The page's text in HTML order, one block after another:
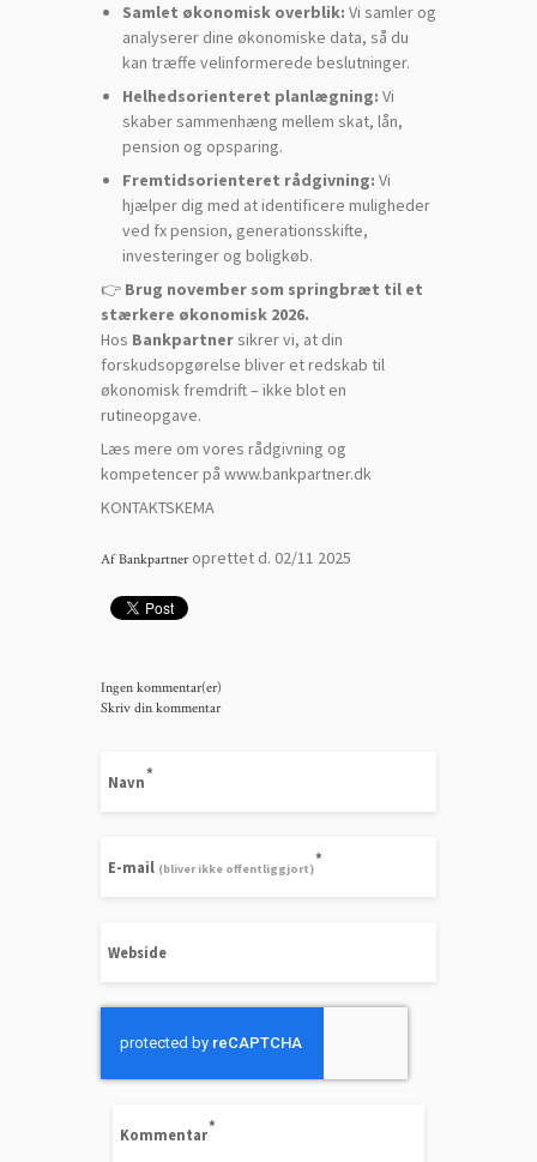
Samlet økonomisk overblik: Vi samler og
analyserer dine økonomiske data, så du
kan træffe velinformerede beslutninger.
Helhedsorienteret planlægning: Vi
skaber sammenhæng mellem skat, lån,
pension og opsparing.
Fremtidsorienteret rådgivning: Vi
hjælper dig med at identificere muligheder
ved fx pension, generationsskifte,
investeringer og boligkøb.
👉 Brug november som springbræt til et
stærkere økonomisk 2026.
Hos Bankpartnersikrer vi, at din
forskudsopgørelse bliver et redskab til
økonomisk fremdrift – ikke blot en
rutineopgave.
Læs mere om vores rådgivning og
kompetencer på www.bankpartner.dk
KONTAKTSKEMA
AfBankpartner oprettet d. 02/11 2025
Ingen kommentar(er)
Skriv din kommentar
Navn
E-mail (bliver ikke offentliggjort)
Webside
Kommentar